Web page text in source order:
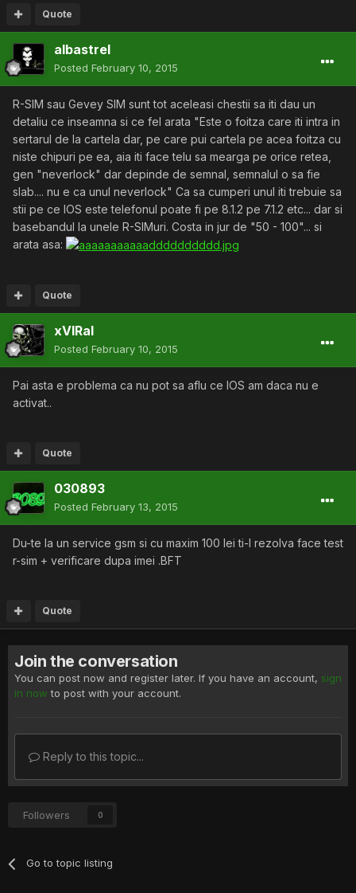
Quote
albastrel
Posted February 10, 2015
R-SIM sau Gevey SIM sunt tot aceleasi chestii sa iti dau un
detaliu ce inseamna si ce fel arata "Este o foitza care iti intra in
sertarul de la cartela dar, pe care pui cartela pe acea foitza cu
niste chipuri pe ea, aia iti face telu sa mearga pe orice retea,
gen "neverlock" dar depinde de semnal, semnalul o sa fie
slab.... nu e ca unul neverlock" Ca sa cumperi unul iti trebuie sa
stii pe ce IOS este telefonul poate fi pe 8.1.2 pe 7.1.2 etc... dar si
basebandul la unele R-SIMuri. Costa in jur de "50 - 100"... si
arata asa:
Quote
xVIRal
Posted February 10, 2015
Pai asta e problema ca nu pot sa aflu ce IOS am daca nu e
activat..
Quote
030893
Posted February 13, 2015
Du-te la un service gsm si cu maxim 100 lei ti-l rezolva face test
r-sim + verificare dupa imei .BFT
Quote
Join the conversation
You can post now and register later. If you have an account, sign
in now to post with your account.
Reply to this topic...
Followers 0
Go to topic listing